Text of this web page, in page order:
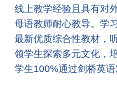
线上教学经验且具有对
母语教师耐心教导。学
最新优质综合性教材，
领学生探索多元文化，
学生100%通过剑桥英语